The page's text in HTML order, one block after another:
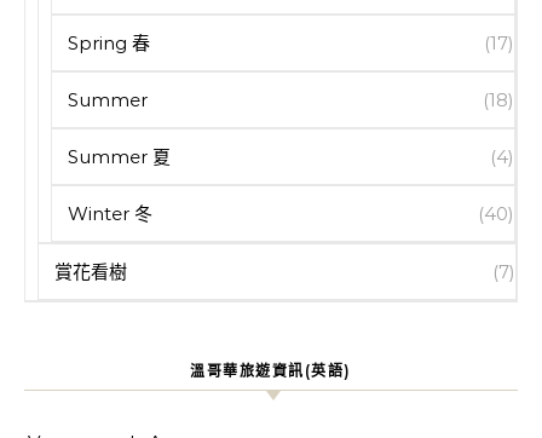
Spring 春 (17)
Summer (18)
Summer 夏 (4)
Winter 冬 (40)
賞花看樹 (7)
溫哥華旅遊資訊(英語)